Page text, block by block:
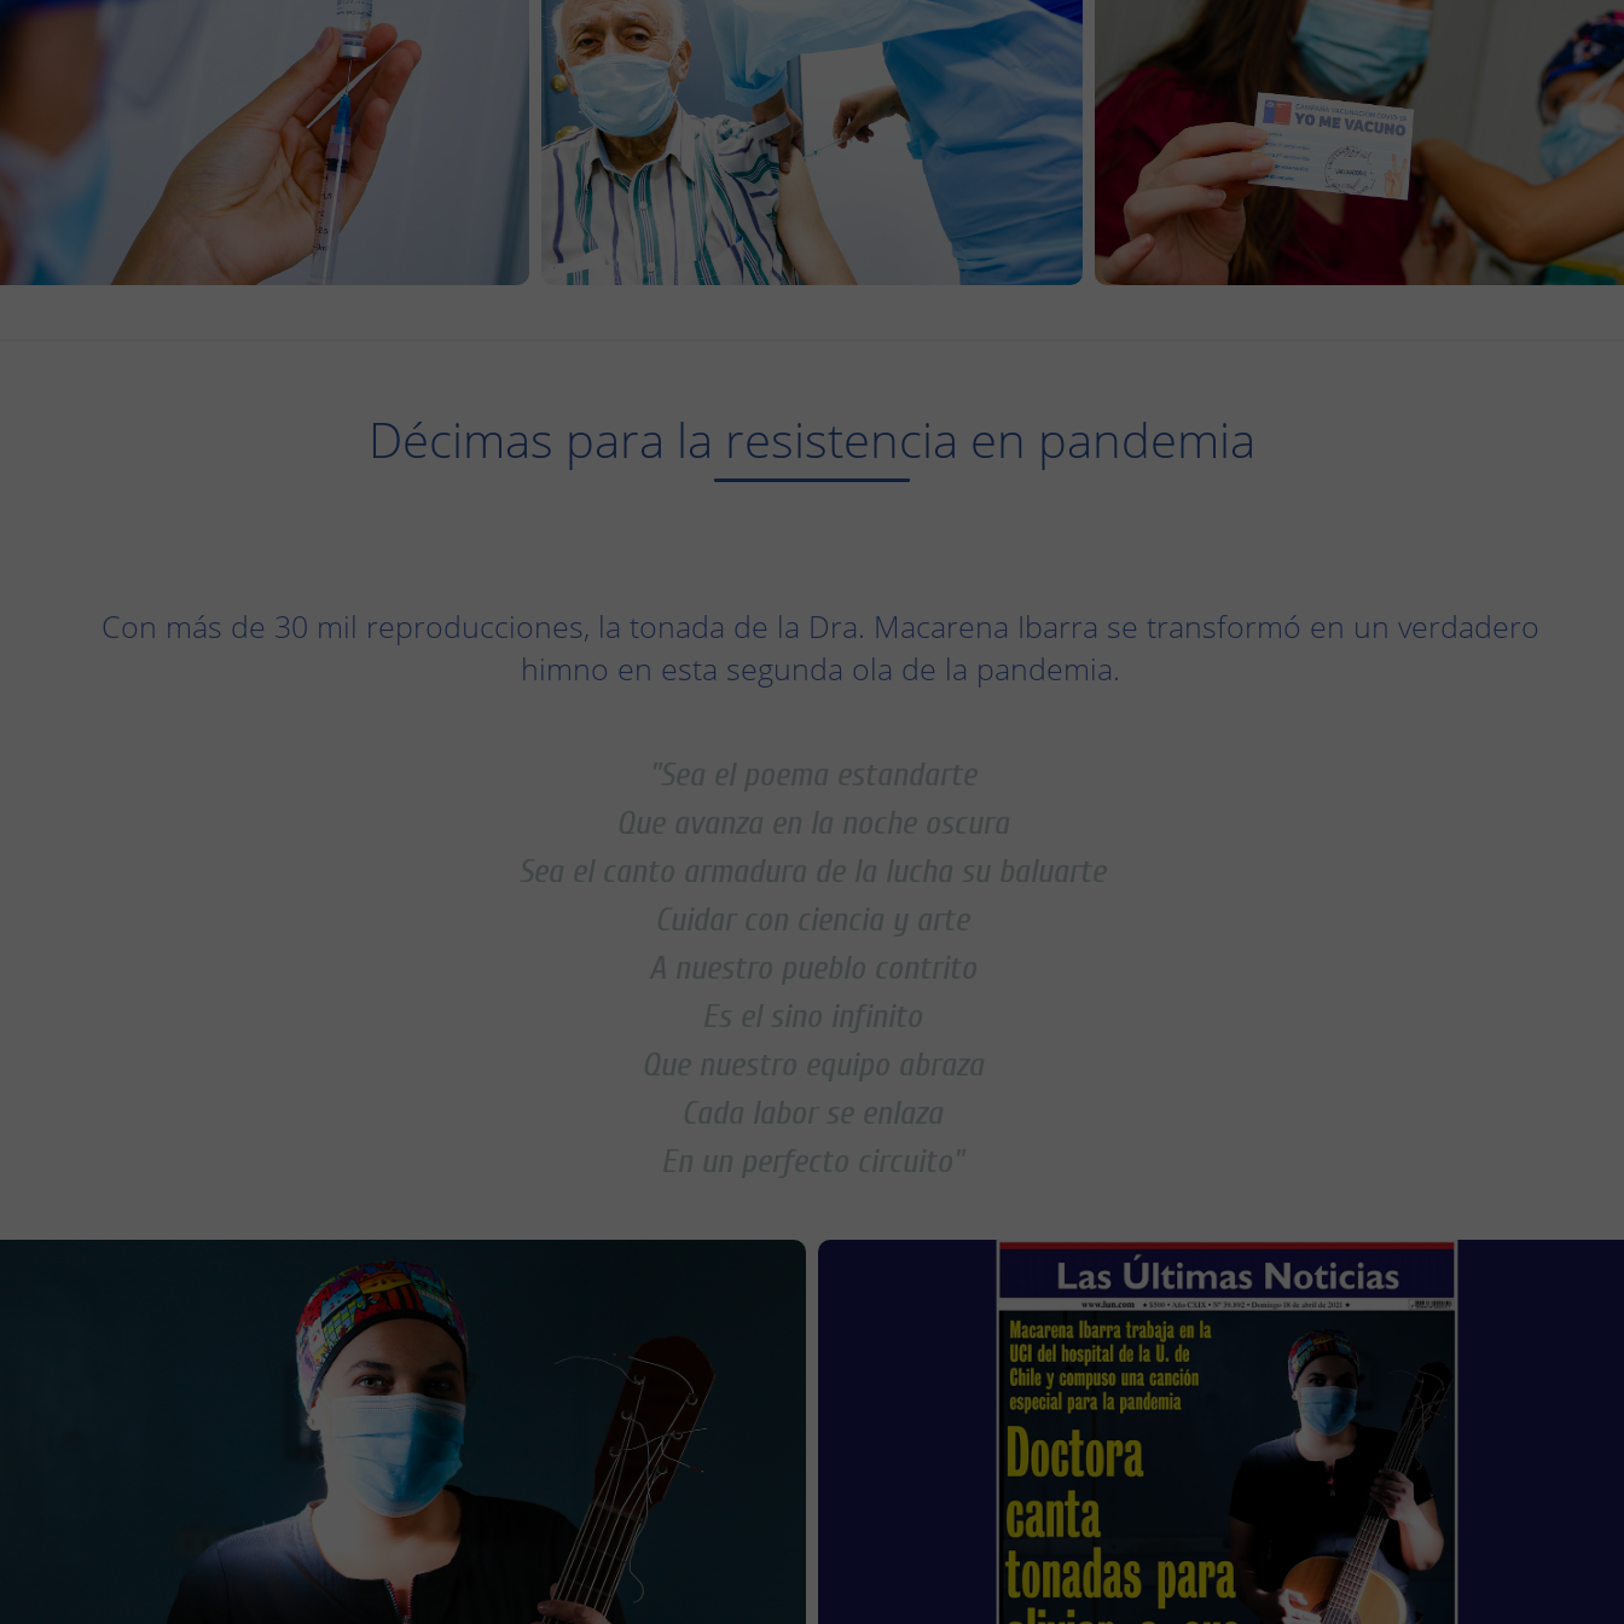
Décimas para la resistencia en pandemia
Con más de 30 mil reproducciones, la tonada de la Dra. Macarena Ibarra se transformó en un verdadero
himno en esta segunda ola de la pandemia.
"Sea el poema estandarte
Que avanza en la noche oscura
Sea el canto armadura de la lucha su baluarte
Cuidar con ciencia y arte
A nuestro pueblo contrito
Es el sino infinito
Que nuestro equipo abraza
Cada labor se enlaza
En un perfecto circuito"